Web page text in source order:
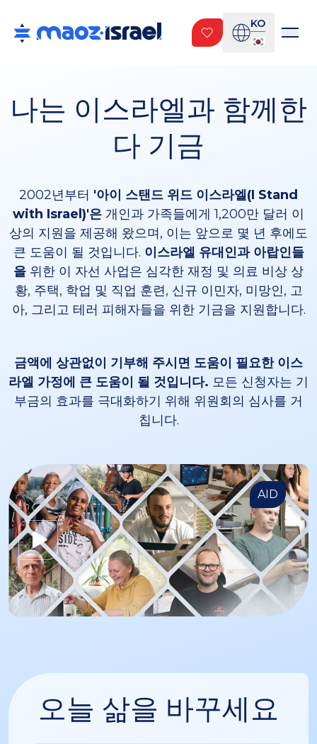
KO
나는 이스라엘과 함께한
다 기금
2002년부터 '아이 스탠드 위드 이스라엘(I Stand
with Israel)'은 개인과 가족들에게 1,200만 달러 이
상의 지원을 제공해 왔으며, 이는 앞으로 몇 년 후에도
큰 도움이 될 것입니다. 이스라엘 유대인과 아랍인들
을 위한 이 자선 사업은 심각한 재정 및 의료 비상 상
황, 주택, 학업 및 직업 훈련, 신규 이민자, 미망인, 고
아, 그리고 테러 피해자들을 위한 기금을 지원합니다.
금액에 상관없이 기부해 주시면 도움이 필요한 이스
라엘 가정에 큰 도움이 될 것입니다. 모든 신청자는 기
부금의 효과를 극대화하기 위해 위원회의 심사를 거
칩니다.
AID
오늘 삶을 바꾸세요